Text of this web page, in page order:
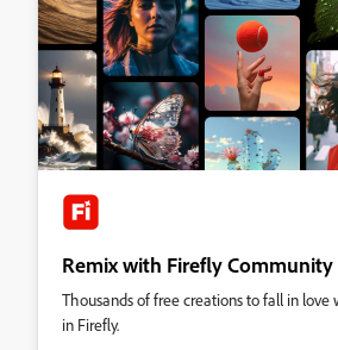
Remix with Firefly
Thousands of free creations to fall in
in Firefly.